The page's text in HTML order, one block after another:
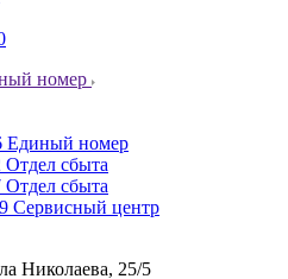
номер
Единый номер
Отдел сбыта
Отдел сбыта
Сервисный центр
Николаева, 25/5